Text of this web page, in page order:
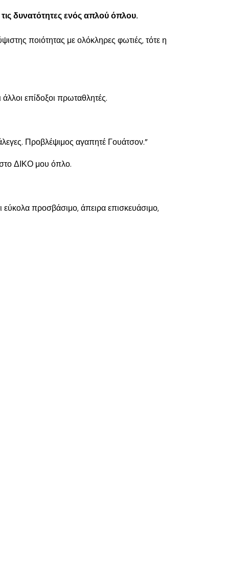
δυνατότητες ενός απλού όπλου.
ποιότητας με ολόκληρες φωτιές, τότε η
επίδοξοι πρωταθλητές.
Προβλέψιμος αγαπητέ Γουάτσον.”
στο ΔΙΚΟ μου όπλο.
προσβάσιμο, άπειρα επισκευάσιμο,